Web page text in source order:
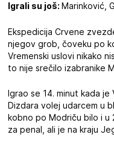
Igrali su još:Marinković,
Ekspedicija Crvene
njegov grob, čoveku po
Vremenski uslovi nikako
to nije srečilo izabranike
Igrao se 14. minut kada
Dizdara volej udarcem u
kobno po Modriču bilo i u
za penal, ali je na kraju